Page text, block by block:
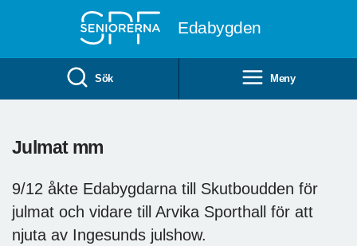
Edabygden
Sök Meny
Julmat mm
9/12 åkte Edabygdarna till Skutboudden för
julmat och vidare till Arvika Sporthall för att
njuta av Ingesunds julshow.